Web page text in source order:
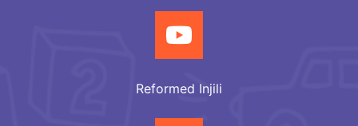
Reformed Injili